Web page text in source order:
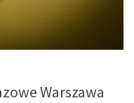
Warszawa